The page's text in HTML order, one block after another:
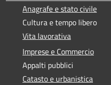
Anagrafe e stato civile
Cultura e tempo libero
Vita lavorativa
Imprese e Commercio
Appalti pubblici
Catasto e urbanistica